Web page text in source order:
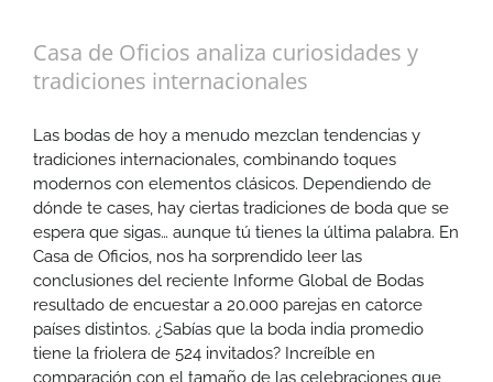
Casa de Oficios analiza curiosidades y
tradiciones internacionales
Las bodas de hoy a menudo mezclan tendencias y
tradiciones internacionales, combinando toques
modernos con elementos clásicos. Dependiendo de
dónde te cases, hay ciertas tradiciones de boda que se
espera que sigas… aunque tú tienes la última palabra. En
Casa de Oficios, nos ha sorprendido leer las
conclusiones del reciente Informe Global de Bodas
resultado de encuestar a 20.000 parejas en catorce
países distintos. ¿Sabías que la boda india promedio
tiene la friolera de 524 invitados? Increíble en
comparación con el tamaño de las celebraciones que